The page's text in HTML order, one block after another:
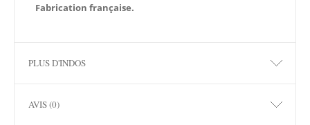
Fabrication française.
PLUS D'INDOS
AVIS (0)